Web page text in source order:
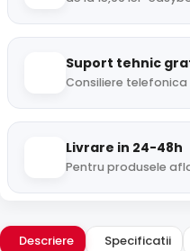
Suport tehnic
Consiliere
Livrare in 24-48h
Pentru produsele
Descriere Specificatii